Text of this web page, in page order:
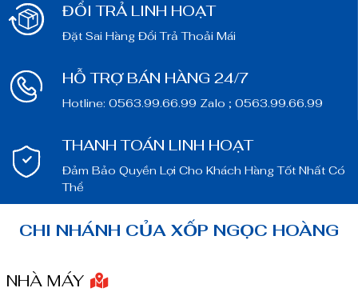
ĐỔI TRẢ LINH HOẠT
Đặt Sai Hàng Đổi Trả Thoải Mái
HỖ TRỢ BÁN HÀNG 24/7
Hotline: 0563.99.66.99 Zalo ; 0563.99.66.99
THANH TOÁN LINH HOẠT
Đảm Bảo Quyền Lợi Cho Khách Hàng Tốt Nhất Có
Thể
CHI NHÁNH CỦA XỐP NGỌC HOÀNG
NHÀ MÁY